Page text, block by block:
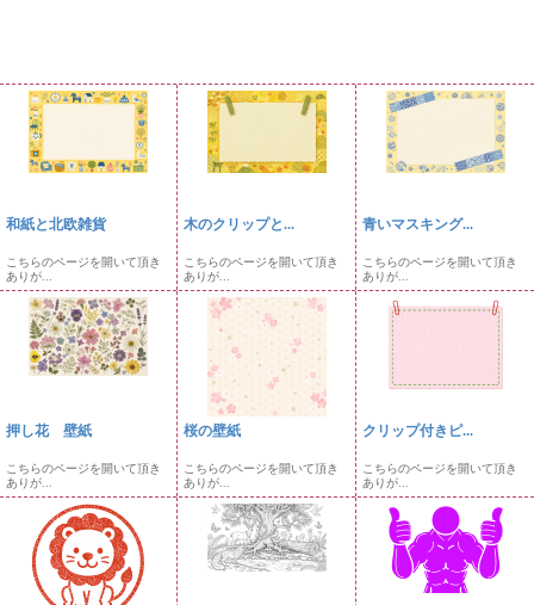
和紙と北欧雑貨
こちらのページを開いて頂き
ありが...
木のクリップと...
こちらのページを開いて頂き
ありが...
青いマスキング...
こちらのページを開いて頂き
ありが...
押し花 壁紙
こちらのページを開いて頂き
ありが...
桜の壁紙
こちらのページを開いて頂き
ありが...
クリップ付きピ...
こちらのページを開いて頂き
ありが...